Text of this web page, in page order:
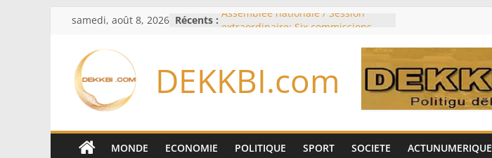
Passer
contenu
samedi, août 8, 2026 Récents : Assemblée nationale / Session
d’enquête à l’ordre du jour ce lundi
de la Espriella
Bénin: Patrice Talon élu président
Moyen-Orient: l’Arabie saoudite, le
Pakistan et la Turquie signent un
DEKKBI.com
MONDE ECONOMIE POLITIQUE SPORT SOCIETE ACTUNUMERIQUE